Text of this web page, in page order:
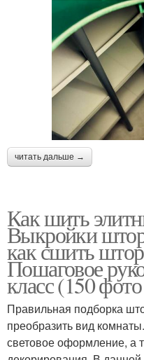
читать дальше →
Как шить
Выкройки
как сшить
Пошаговое
класс (150
Правильная подборка
преобразить вид
световое оформление, а